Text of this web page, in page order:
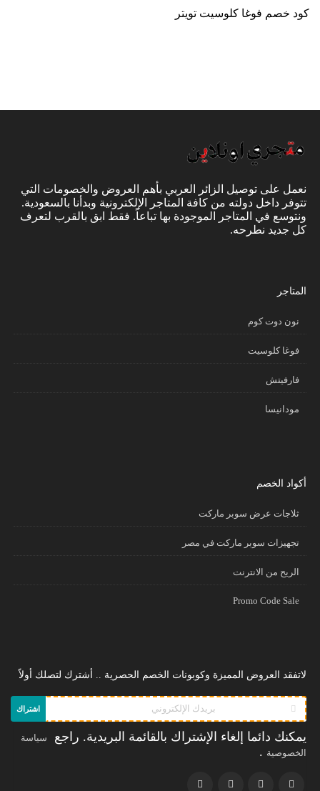
كود خصم فوغا كلوسيت تويتر
نعمل على توصيل الزائر العربي بأهم العروض والخصومات التي
تتوفر داخل دولته من كافة المتاجر الإلكترونية وبدأنا بالسعودية.
ونتوسع في المتاجر الموجودة بها تباعاً. فقط ابق بالقرب لتعرف
كل جديد نطرحه.
المتاجر
نون دوت كوم
فوغا كلوسيت
فارفيتش
مودانيسا
أكواد الخصم
ثلاجات عرض سوبر ماركت
تجهيزات سوبر ماركت في مصر
الريح من الانترنت
Promo Code Sale
لاتفقد العروض المميزة وكوبونات الخصم الحصرية .. أشترك لتصلك أولاً
اشتراك
يمكنك دائما إلغاء الإشتراك بالقائمة البريدية. راجع
سياسة
الخصوصية .